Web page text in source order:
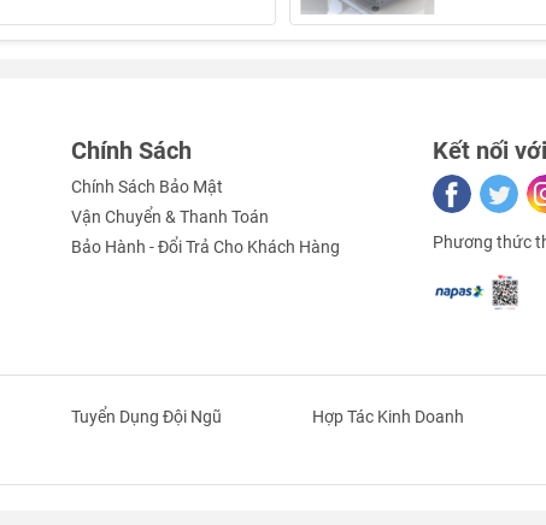
Chính Sách
Chính Sách Bảo Mật
Vận Chuyển & Thanh Toán
Bảo Hành - Đổi Trả Cho Khách Hàng
Kết nối
Phương thức
Tuyển Dụng Đội Ngũ Hợp Tác Kinh Doanh